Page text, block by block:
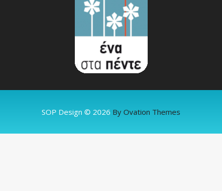
SOP Design © 2026 By Ovation Themes